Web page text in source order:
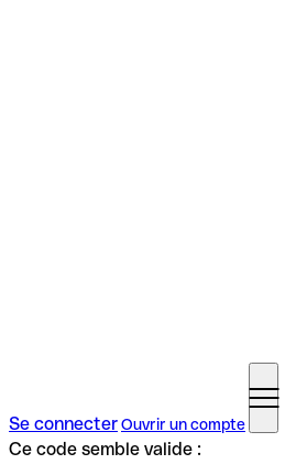
Se connecterOuvrir un compte
Ce code semble valide :